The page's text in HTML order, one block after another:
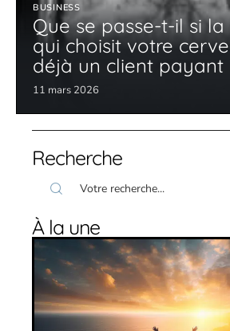
BUSINESS
Que se passe-t-il si
qui choisit votre
déjà un client payant
11 mars 2026
Recherche
À la une